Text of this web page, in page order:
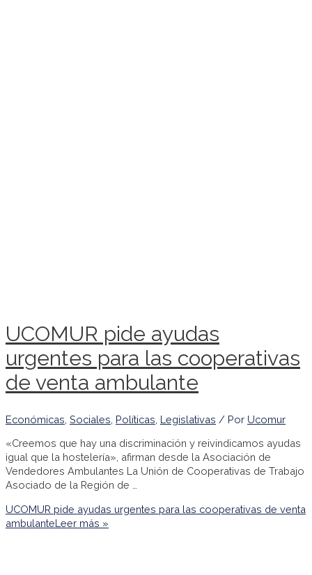
UCOMUR pide ayudas
urgentes para las cooperativas
de venta ambulante
Económicas Sociales Políticas Legislativas / Por Ucomur
«Creemos que hay una discriminación y reivindicamos ayudas
igual que la hostelería», afirman desde la Asociación de
Vendedores Ambulantes La Unión de Cooperativas de Trabajo
Asociado de la Región de …
UCOMUR pide ayudas urgentes para las cooperativas de venta
ambulanteLeer más »